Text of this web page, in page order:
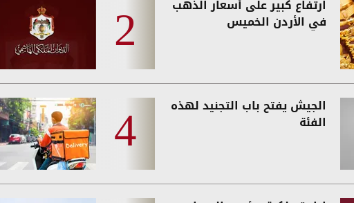
ارتفاع كبير على أسعار الذهب
في الأردن الخميس
الجيش يفتح باب التجنيد لهذه
الفئة